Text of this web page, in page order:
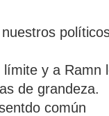
y a Ramn
de grandeza.
común